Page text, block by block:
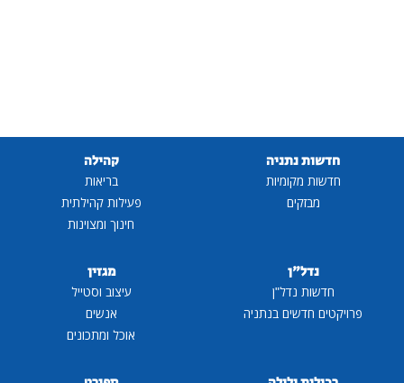
חדשות נתניה
חדשות מקומיות
מבזקים
קהילה
בריאות
פעילות קהילתית
חינוך ומצוינות
נדל"ן
חדשות נדל"ן
פרויקטים חדשים בנתניה
מגזין
עיצוב וסטייל
אנשים
אוכל ומתכונים